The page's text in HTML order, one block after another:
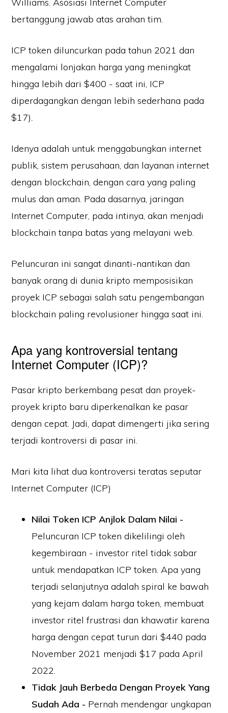
bertanggung jawab atas arahan tim.
ICP token diluncurkan pada tahun 2021 dan
mengalami lonjakan harga yang meningkat
hingga lebih dari $400 - saat ini, ICP
diperdagangkan dengan lebih sederhana pada
$17).
Idenya adalah untuk menggabungkan internet
publik, sistem perusahaan, dan layanan internet
dengan blockchain, dengan cara yang paling
mulus dan aman. Pada dasarnya, jaringan
Internet Computer, pada intinya, akan menjadi
blockchain tanpa batas yang melayani web.
Peluncuran ini sangat dinanti-nantikan dan
banyak orang di dunia kripto memposisikan
proyek ICP sebagai salah satu pengembangan
blockchain paling revolusioner hingga saat ini.
Apa yang kontroversial tentang
Internet Computer (ICP)?
Pasar kripto berkembang pesat dan proyek-
proyek kripto baru diperkenalkan ke pasar
dengan cepat. Jadi, dapat dimengerti jika sering
terjadi kontroversi di pasar ini.
Mari kita lihat dua kontroversi teratas seputar
Internet Computer (ICP)
Nilai Token ICP Anjlok Dalam Nilai -
Peluncuran ICP token dikelilingi oleh
kegembiraan - investor ritel tidak sabar
untuk mendapatkan ICP token. Apa yang
terjadi selanjutnya adalah spiral ke bawah
yang kejam dalam harga token, membuat
investor ritel frustrasi dan khawatir karena
harga dengan cepat turun dari $440 pada
November 2021 menjadi $17 pada April
2022.
Tidak Jauh Berbeda Dengan Proyek Yang
Sudah Ada - Pernah mendengar ungkapan